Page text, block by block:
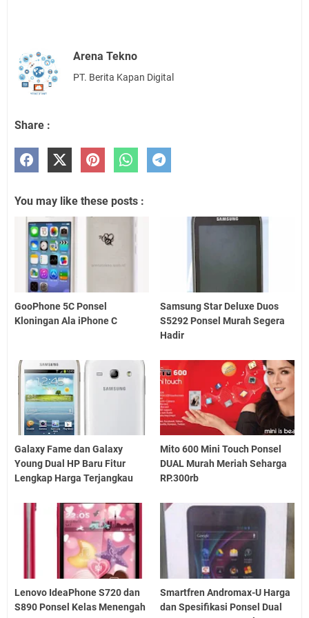
Arena Tekno
PT. Berita Kapan Digital
Share :
You may like these posts :
GooPhone 5C Ponsel
Kloningan Ala iPhone C
Samsung Star Deluxe Duos
S5292 Ponsel Murah Segera
Hadir
Galaxy Fame dan Galaxy
Young Dual HP Baru Fitur
Lengkap Harga Terjangkau
Mito 600 Mini Touch Ponsel
DUAL Murah Meriah Seharga
RP.300rb
Lenovo IdeaPhone S720 dan
S890 Ponsel Kelas Menengah
Smartfren Andromax-U Harga
dan Spesifikasi Ponsel Dual